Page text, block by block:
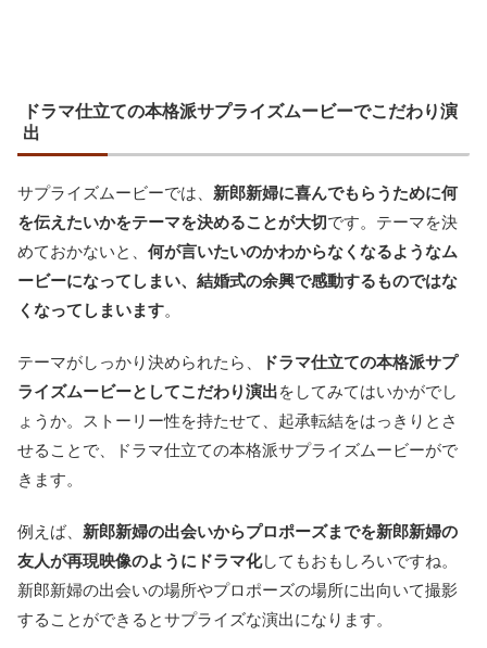
ドラマ仕立ての本格派サプライズムービーでこだわり演
出
サプライズムービーでは、 新郎新婦に喜んでもらうために何
を伝えたいかをテーマを決めることが大切です。テーマを決
めておかないと、 何が言いたいのかわからなくなるようなム
ービーになってしまい、結婚式の余興で感動するものではな
くなってしまいます。
テーマがしっかり決められたら、
ドラマ仕立ての本格派サプ
ライズムービーとしてこだわり演出をしてみてはいかがでし
ょうか。ストーリー性を持たせて、起承転結をはっきりとさ
せることで、ドラマ仕立ての本格派サプライズムービーがで
きます。
例えば、 新郎新婦の出会いからプロポーズまでを新郎新婦の
友人が再現映像のようにドラマ化してもおもしろいですね。
新郎新婦の出会いの場所やプロポーズの場所に出向いて撮影
することができるとサプライズな演出になります。